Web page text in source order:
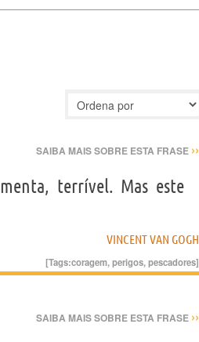
SAIBA MAIS SOBRE ESTA FRASE ››
terrível. Mas este
VINCENT VAN GOGH
[Tags:coragem,perigos,pescadores]
SAIBA MAIS SOBRE ESTA FRASE ››